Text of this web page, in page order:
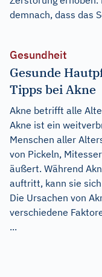
demnach, dass das
Gesundheit
Gesunde
Tipps bei Akne
Akne betrifft alle
Akne ist ein
Menschen aller
von Pickeln,
äußert. Während
auftritt, kann sie
Die Ursachen von
verschiedene
...